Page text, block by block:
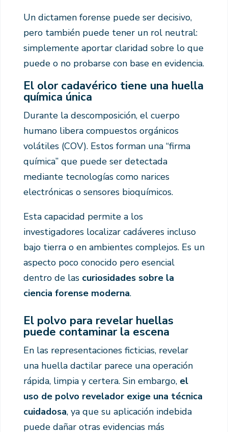
Un dictamen forense puede ser decisivo,
pero también puede tener un rol neutral:
simplemente aportar claridad sobre lo que
puede o no probarse con base en evidencia.
El olor cadavérico tiene una huella
química única
Durante la descomposición, el cuerpo
humano libera compuestos orgánicos
volátiles (COV). Estos forman una “firma
química” que puede ser detectada
mediante tecnologías como narices
electrónicas o sensores bioquímicos.
Esta capacidad permite a los
investigadores localizar cadáveres incluso
bajo tierra o en ambientes complejos. Es un
aspecto poco conocido pero esencial
dentro de las curiosidades sobre la
ciencia forense moderna.
El polvo para revelar huellas
puede contaminar la escena
En las representaciones ficticias, revelar
una huella dactilar parece una operación
rápida, limpia y certera. Sin embargo, el
uso de polvo revelador exige una técnica
cuidadosa, ya que su aplicación indebida
puede dañar otras evidencias más